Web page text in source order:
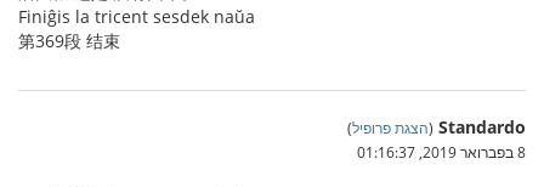
Finiĝis la tricent sesdek naŭa
第369段 结束
Standardo
(הצגת פרופיל)
8 בפברואר 2019, 01:16:37